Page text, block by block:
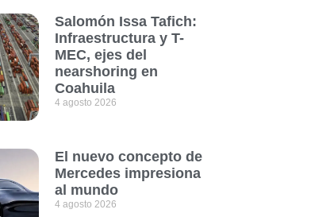
Salomón Issa Tafich:
Infraestructura y T-
MEC, ejes del
nearshoring en
Coahuila
4 agosto 2026
El nuevo concepto de
Mercedes impresiona
al mundo
4 agosto 2026